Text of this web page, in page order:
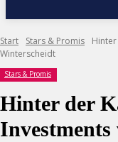
Start Stars & Promis
Winterscheidt
Stars & Promis
Hinter der
Investments